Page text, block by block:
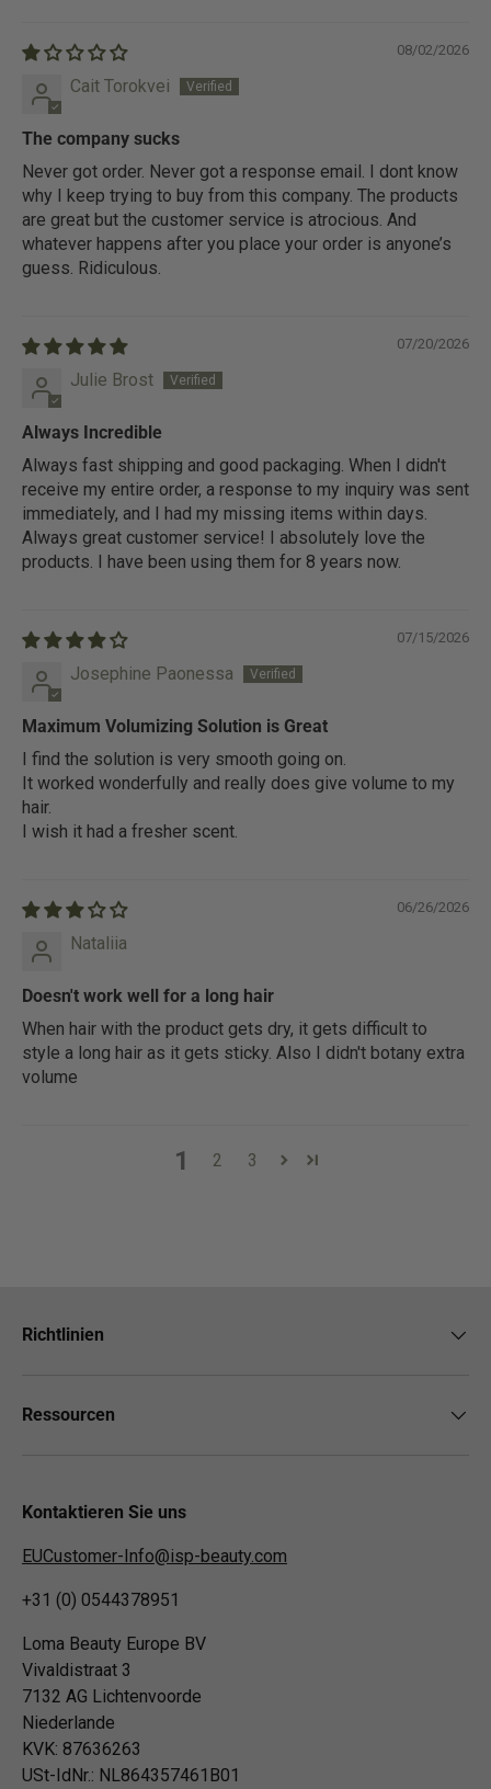
08/02/2026
Cait Torokvei
The company sucks
Never got order. Never got a response email. I dont know
why I keep trying to buy from this company. The products
are great but the customer service is atrocious. And
whatever happens after you place your order is anyone’s
guess. Ridiculous.
07/20/2026
Julie Brost
Always Incredible
Always fast shipping and good packaging. When I didn't
receive my entire order, a response to my inquiry was sent
immediately, and I had my missing items within days.
Always great customer service! I absolutely love the
products. I have been using them for 8 years now.
07/15/2026
Josephine Paonessa
Maximum Volumizing Solution is Great
I find the solution is very smooth going on.
It worked wonderfully and really does give volume to my
hair.
I wish it had a fresher scent.
06/26/2026
Nataliia
Doesn't work well for a long hair
When hair with the product gets dry, it gets difficult to
style a long hair as it gets sticky. Also I didn't botany extra
volume
1 2 3
Richtlinien
Ressourcen
Kontaktieren Sie uns
EUCustomer-Info@isp-beauty.com
+31 (0) 0544378951
Loma Beauty Europe BV
Vivaldistraat 3
7132 AG Lichtenvoorde
Niederlande
KVK: 87636263
USt-IdNr.: NL864357461B01